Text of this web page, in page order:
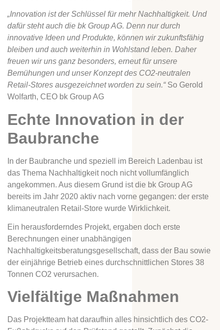
„Innovation ist der Schlüssel für mehr Nachhaltigkeit. Und
dafür steht auch die bk Group AG. Denn nur durch
innovative Ideen und Produkte, können wir zukunftsfähig
bleiben und auch weiterhin in Wohlstand leben. Daher
freuen wir uns ganz besonders, erneut für unsere
Bemühungen und unser Konzept des CO2-neutralen
Retail-Stores ausgezeichnet worden zu sein.“ So Gerold
Wolfarth, CEO bk Group AG
Echte Innovation in der
Baubranche
In der Baubranche und speziell im Bereich Ladenbau ist
das Thema Nachhaltigkeit noch nicht vollumfänglich
angekommen. Aus diesem Grund ist die bk Group AG
bereits im Jahr 2020 aktiv nach vorne gegangen: der erste
klimaneutralen Retail-Store wurde Wirklichkeit.
Ein herausforderndes Projekt, ergaben doch erste
Berechnungen einer unabhängigen
Nachhaltigkeitsberatungsgesellschaft, dass der Bau sowie
der einjährige Betrieb eines durchschnittlichen Stores 38
Tonnen CO2 verursachen.
Vielfältige Maßnahmen
Das Projektteam hat daraufhin alles hinsichtlich des CO2-